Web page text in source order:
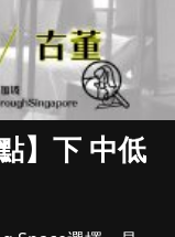
】下 中低